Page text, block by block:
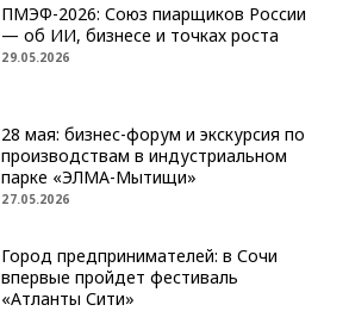
ПМЭФ-2026: Союз пиарщиков России
— об ИИ, бизнесе и точках роста
29.05.2026
28 мая: бизнес-форум и экскурсия по
производствам в индустриальном
парке «ЭЛМА-Мытищи»
27.05.2026
Город предпринимателей: в Сочи
впервые пройдет фестиваль
«Атланты Сити»